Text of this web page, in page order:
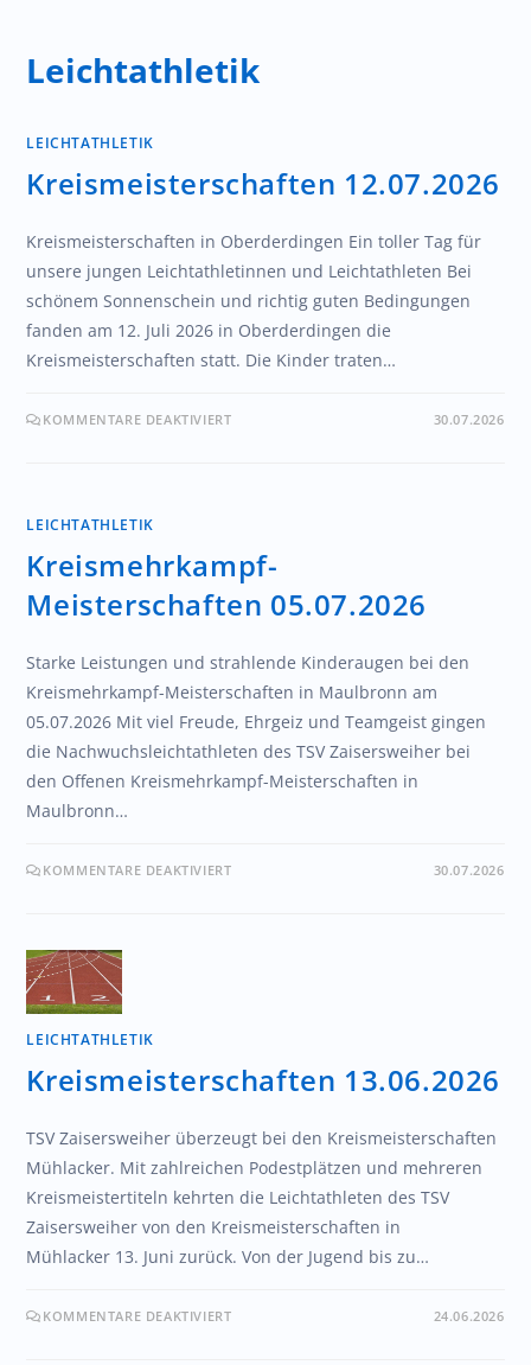
Startseite
Der Verein
Abteilungen
Kontakt
Ticketservice TSV
Ticketservice reservix
Leichtathletik
LEICHTATHLETIK
Kreismeisterschaften 12.07.2026
Kreismeisterschaften in Oberderdingen Ein toller Tag für
unsere jungen Leichtathletinnen und Leichtathleten Bei
schönem Sonnenschein und richtig guten Bedingungen
fanden am 12. Juli 2026 in Oberderdingen die
Kreismeisterschaften statt. Die Kinder traten…
KOMMENTARE DEAKTIVIERT 30.07.2026
LEICHTATHLETIK
Kreismehrkampf-
Meisterschaften 05.07.2026
Starke Leistungen und strahlende Kinderaugen bei den
Kreismehrkampf-Meisterschaften in Maulbronn am
05.07.2026 Mit viel Freude, Ehrgeiz und Teamgeist gingen
die Nachwuchsleichtathleten des TSV Zaisersweiher bei
den Offenen Kreismehrkampf-Meisterschaften in
Maulbronn…
KOMMENTARE DEAKTIVIERT 30.07.2026
LEICHTATHLETIK
Kreismeisterschaften 13.06.2026
TSV Zaisersweiher überzeugt bei den Kreismeisterschaften
Mühlacker. Mit zahlreichen Podestplätzen und mehreren
Kreismeistertiteln kehrten die Leichtathleten des TSV
Zaisersweiher von den Kreismeisterschaften in
Mühlacker 13. Juni zurück. Von der Jugend bis zu…
KOMMENTARE DEAKTIVIERT 24.06.2026